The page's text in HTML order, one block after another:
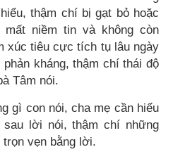
thậm chí bị gạt bỏ hoặc
niềm tin và không còn
xúc tiêu cực tích tụ lâu ngày
kháng, thậm chí thái độ
Tâm nói.
gì con nói, cha mẹ cần hiểu
sau lời nói, thậm chí những
vẹn bằng lời.